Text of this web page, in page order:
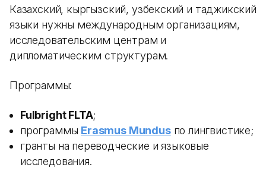
Казахский, кыргызский, узбекский и таджикский
языки нужны международным организациям,
исследовательским центрам и
дипломатическим структурам.
Программы:
Fulbright FLTA;
программы Erasmus Mundusпо лингвистике;
гранты на переводческие и языковые
исследования.